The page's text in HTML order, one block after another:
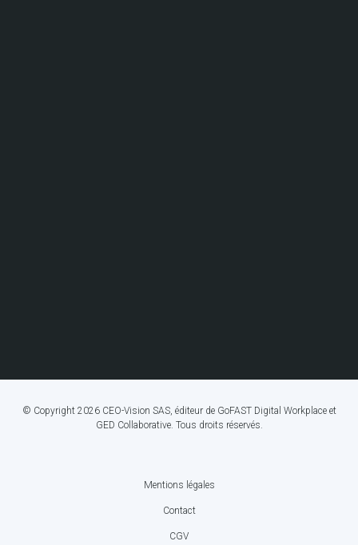
© Copyright 2026 CEO-Vision SAS, éditeur de GoFAST Digital Workplace et
GED Collaborative. Tous droits réservés.
Mentions légales
Contact
CGV